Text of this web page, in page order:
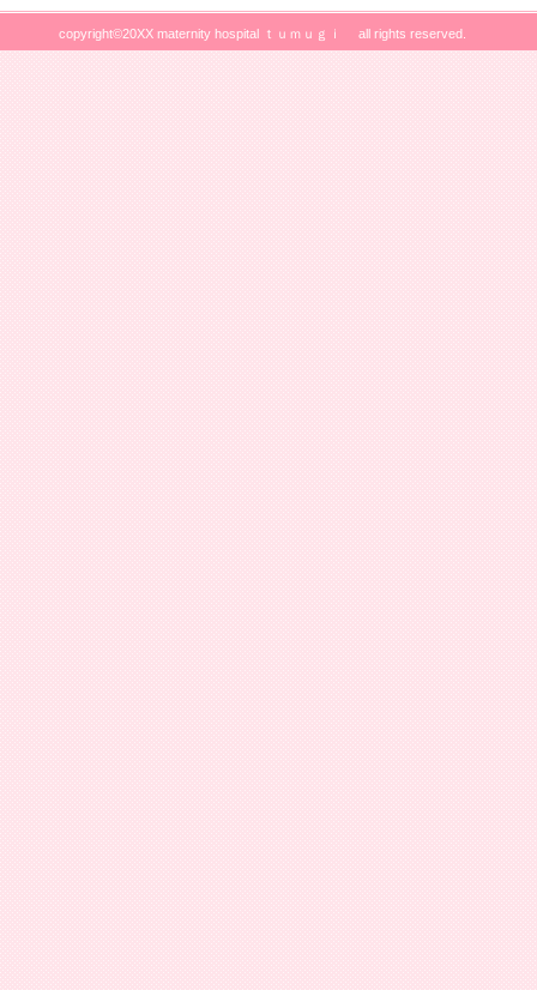
copyright©20XX maternity hospital ｔｕｍｕｇｉ all rights reserved.